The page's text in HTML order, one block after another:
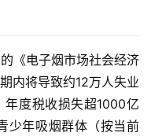
《电子烟市场社会经济
内将导致约12万人失业
年度税收损失超1000亿
少年吸烟群体（按当前